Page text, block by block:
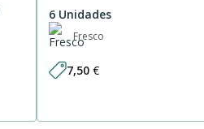
6 Unidades
Fresco
7,50 €